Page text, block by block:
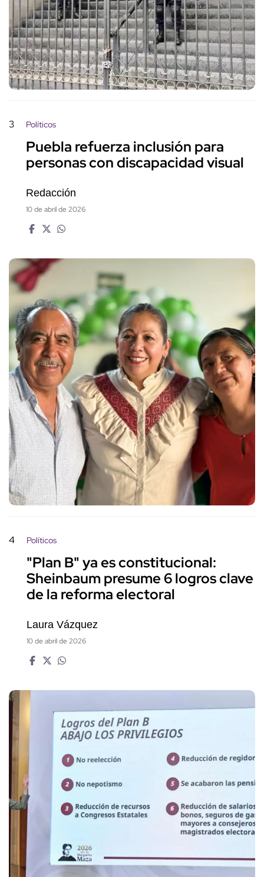
3 Políticos
Puebla refuerza inclusión para
personas con discapacidad visual
Redacción
10 de abril de 2026
4 Políticos
"Plan B" ya es constitucional:
Sheinbaum presume 6 logros clave
de la reforma electoral
Laura Vázquez
10 de abril de 2026